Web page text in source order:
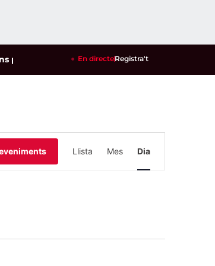
defensar els cultius de la garrofa i l'ametlla de
En directeRegistra't
de
Llista Mes Dia